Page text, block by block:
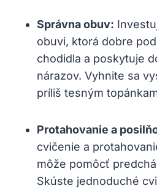
Správna obuv:
obuvi, ktorá dobre
chodidla a poskytuje
nárazov. Vyhnite sa
príliš tesným
Protahovanie a
cvičenie a
môže pomôcť
Skúste jednoduché